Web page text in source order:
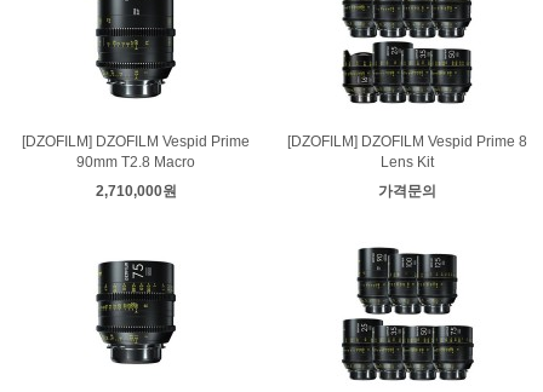
[DZOFILM] DZOFILM Vespid Prime
90mm T2.8 Macro
2,710,000원
[DZOFILM] DZOFILM Vespid Prime 8
Lens Kit
가격문의